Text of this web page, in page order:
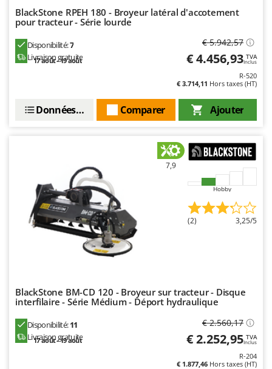
U
Unger
Vesco
WIDU
Wiper EcoRobot
Wolf Garten
Y Yard Force
Z
Zanon
BlackStone RPEH 180 - Broyeur latéral d'accotement
pour tracteur - Série lourde
Disponibilité:7
Livraison gratuite
17 août - 19 août
€ 5.942,57
€ 4.456,93 TVA
Inclus
R-520
€ 3.714,11 Hors taxes (HT)
Ajouter
Comparer
Données techniques
7,9
Hobby
(2) 3,25/5
BlackStone BM-CD 120 - Broyeur sur tracteur - Disque
interfilaire - Série Médium - Déport hydraulique
Disponibilité:11
Livraison gratuite
17 août - 19 août
€ 2.560,17
€ 2.252,95 TVA
Inclus
R-204
€ 1.877,46 Hors taxes (HT)